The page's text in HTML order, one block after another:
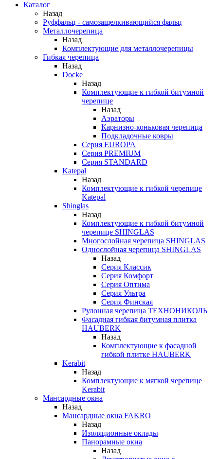
Каталог
Назад
Руффальц - самозащелкивающийся фальц
Металлочерепица
Назад
Комплектующие для металлочерепицы
Гибкая черепица
Назад
Docke
Назад
Комплектующие к гибкой битумной
черепице
Назад
Аэраторы
Карнизно-коньковая черепица
Подкладочные ковры
Серия EUROPA
Серия PREMIUM
Серия STANDARD
Katepal
Назад
Комплектующие к гибкой черепице
Katepal
Shinglas
Назад
Комплектующие к гибкой битумной
черепице SHINGLAS
Многослойная черепица SHINGLAS
Однослойная черепица SHINGLAS
Назад
Серия Классик
Серия Комфорт
Серия Оптима
Серия Ультра
Серия Финская
Рулонная черепица ТЕХНОНИКОЛЬ
Фасадная гибкая битумная плитка
HAUBERK
Назад
Комплектующие к фасадной
гибкой плитке HAUBERK
Kerabit
Назад
Комплектующие к мягкой черепице
Kerabit
Мансардные окна
Назад
Мансардные окна FAKRO
Назад
Изоляционные оклады
Панорамные окна
Назад